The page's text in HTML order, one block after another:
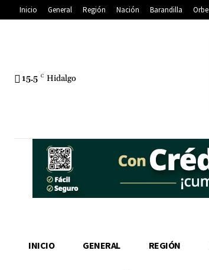
Inicio General Región Nación Barandilla Orbe
15.5 C Hidalgo
INICIO GENERAL REGIÓN